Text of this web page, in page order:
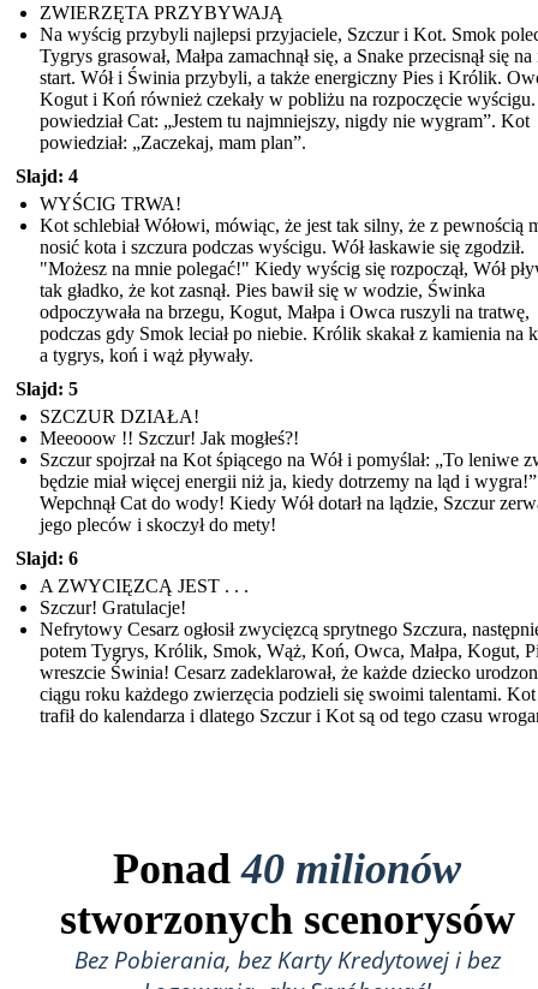
ZWIERZĘTA PRZYBYWAJĄ
Na wyścig przybyli najlepsi przyjaciele, Szczur i Kot. Smok
Tygrys grasował, Małpa zamachnął się, a Snake przecisnął się na
start. Wół i Świnia przybyli, a także energiczny Pies i Królik.
Kogut i Koń również czekały w pobliżu na rozpoczęcie
powiedział Cat: „Jestem tu najmniejszy, nigdy nie wygram”. Kot
powiedział: „Zaczekaj, mam plan”.
Slajd: 4
WYŚCIG TRWA!
Kot schlebiał Wółowi, mówiąc, że jest tak silny, że z pewnością
nosić kota i szczura podczas wyścigu. Wół łaskawie się zgodził.
"Możesz na mnie polegać!" Kiedy wyścig się rozpoczął, Wół
tak gładko, że kot zasnął. Pies bawił się w wodzie, Świnka
odpoczywała na brzegu, Kogut, Małpa i Owca ruszyli na tratwę,
podczas gdy Smok leciał po niebie. Królik skakał z kamienia na
a tygrys, koń i wąż pływały.
Slajd: 5
SZCZUR DZIAŁA!
Meeooow !! Szczur! Jak mogłeś?!
Szczur spojrzał na Kot śpiącego na Wół i pomyślał: „To leniwe
będzie miał więcej energii niż ja, kiedy dotrzemy na ląd i
Wepchnął Cat do wody! Kiedy Wół dotarł na lądzie, Szczur
jego pleców i skoczył do mety!
Slajd: 6
A ZWYCIĘZCĄ JEST . . .
Szczur! Gratulacje!
Nefrytowy Cesarz ogłosił zwycięzcą sprytnego Szczura,
potem Tygrys, Królik, Smok, Wąż, Koń, Owca, Małpa, Kogut,
wreszcie Świnia! Cesarz zadeklarował, że każde dziecko
ciągu roku każdego zwierzęcia podzieli się swoimi talentami.
trafił do kalendarza i dlatego Szczur i Kot są od tego czasu
Ponad40 milionów
stworzonych scenorysów
Bez Pobierania, bez Karty Kredytowej i bez